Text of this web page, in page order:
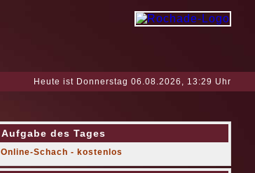
Heute ist Donnerstag 06.08.2026, 13:29 Uhr
Aufgabe des Tages
Online-Schach - kostenlos